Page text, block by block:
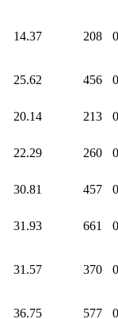
14.37 208
25.62 456
20.14 213
22.29 260
30.81 457
31.93 661
31.57 370
36.75 577